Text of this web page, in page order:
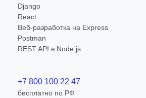
Django
React
Веб-разработка на Express
Postman
REST API в Node.js
+7 800 100 22 47
бесплатно по РФ